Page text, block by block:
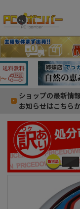
ショップの最新情
お知らせはこちら